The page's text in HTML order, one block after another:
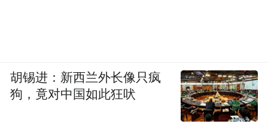
胡锡进：新西兰外长像只疯
狗，竟对中国如此狂吠